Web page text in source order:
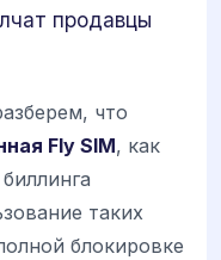
продавцы
что
Fly SIM, как
таких
блокировке